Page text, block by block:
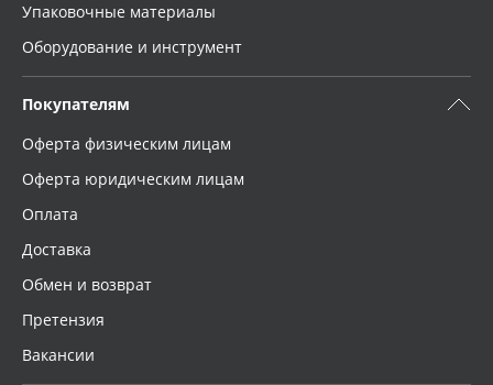
Упаковочные материалы
Оборудование и инструмент
Покупателям
Оферта физическим лицам
Оферта юридическим лицам
Оплата
Доставка
Обмен и возврат
Претензия
Вакансии